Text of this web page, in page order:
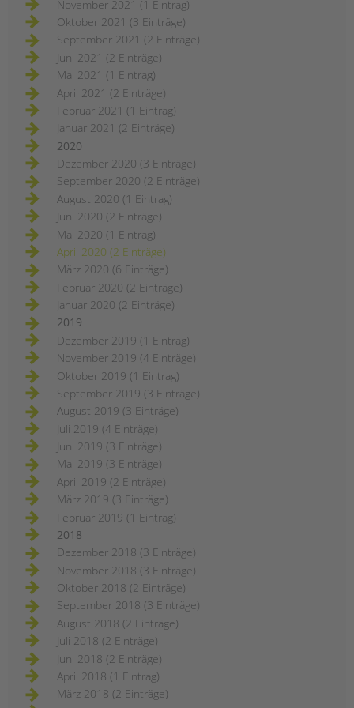
November 2021 (1 Eintrag)
Oktober 2021 (3 Einträge)
September 2021 (2 Einträge)
Juni 2021 (2 Einträge)
Mai 2021 (1 Eintrag)
April 2021 (2 Einträge)
Februar 2021 (1 Eintrag)
Januar 2021 (2 Einträge)
2020
Dezember 2020 (3 Einträge)
September 2020 (2 Einträge)
August 2020 (1 Eintrag)
Juni 2020 (2 Einträge)
Mai 2020 (1 Eintrag)
April 2020 (2 Einträge)
März 2020 (6 Einträge)
Februar 2020 (2 Einträge)
Januar 2020 (2 Einträge)
2019
Dezember 2019 (1 Eintrag)
November 2019 (4 Einträge)
Oktober 2019 (1 Eintrag)
September 2019 (3 Einträge)
August 2019 (3 Einträge)
Juli 2019 (4 Einträge)
Juni 2019 (3 Einträge)
Mai 2019 (3 Einträge)
April 2019 (2 Einträge)
März 2019 (3 Einträge)
Februar 2019 (1 Eintrag)
2018
Dezember 2018 (3 Einträge)
November 2018 (3 Einträge)
Oktober 2018 (2 Einträge)
September 2018 (3 Einträge)
August 2018 (2 Einträge)
Juli 2018 (2 Einträge)
Juni 2018 (2 Einträge)
April 2018 (1 Eintrag)
März 2018 (2 Einträge)